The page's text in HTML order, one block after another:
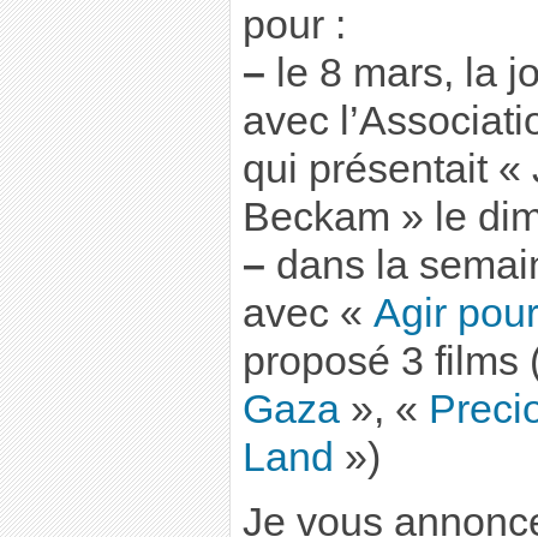
pour :
– le 8 mars, la
avec
qui présentait «
Beckam » le
– dans la
avec « Agir
proposé 3 films
Gaza», «
Land »)
Je vous